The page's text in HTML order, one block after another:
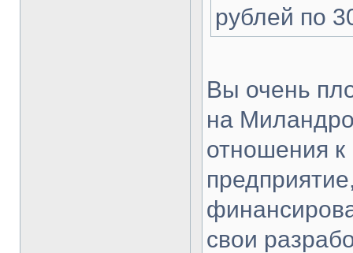
рублей по
Вы очень
на
отношения
свои